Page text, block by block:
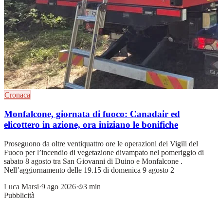
Cronaca
Monfalcone, giornata di fuoco: Canadair ed
elicottero in azione, ora iniziano le bonifiche
Proseguono da oltre ventiquattro ore le operazioni dei Vigili del
Fuoco per l’incendio di vegetazione divampato nel pomeriggio di
sabato 8 agosto tra San Giovanni di Duino e Monfalcone .
Nell’aggiornamento delle 19.15 di domenica 9 agosto 2
Luca Marsi·9 ago 2026·
3 min
Pubblicità